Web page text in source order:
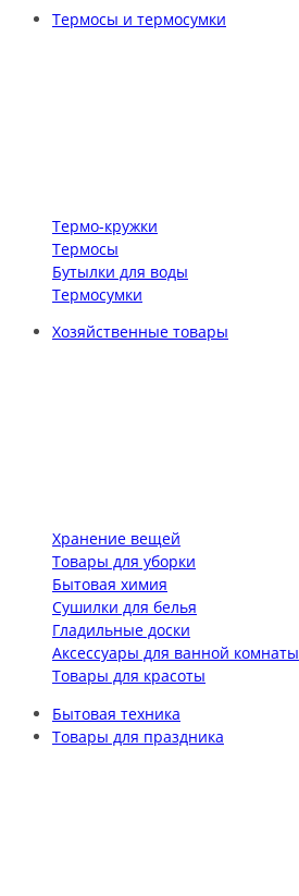
Термосы и термосумки
Термо-кружки
Термосы
Бутылки для воды
Термосумки
Хозяйственные товары
Хранение вещей
Товары для уборки
Бытовая химия
Сушилки для белья
Гладильные доски
Аксессуары для ванной комнаты
Товары для красоты
Бытовая техника
Товары для праздника